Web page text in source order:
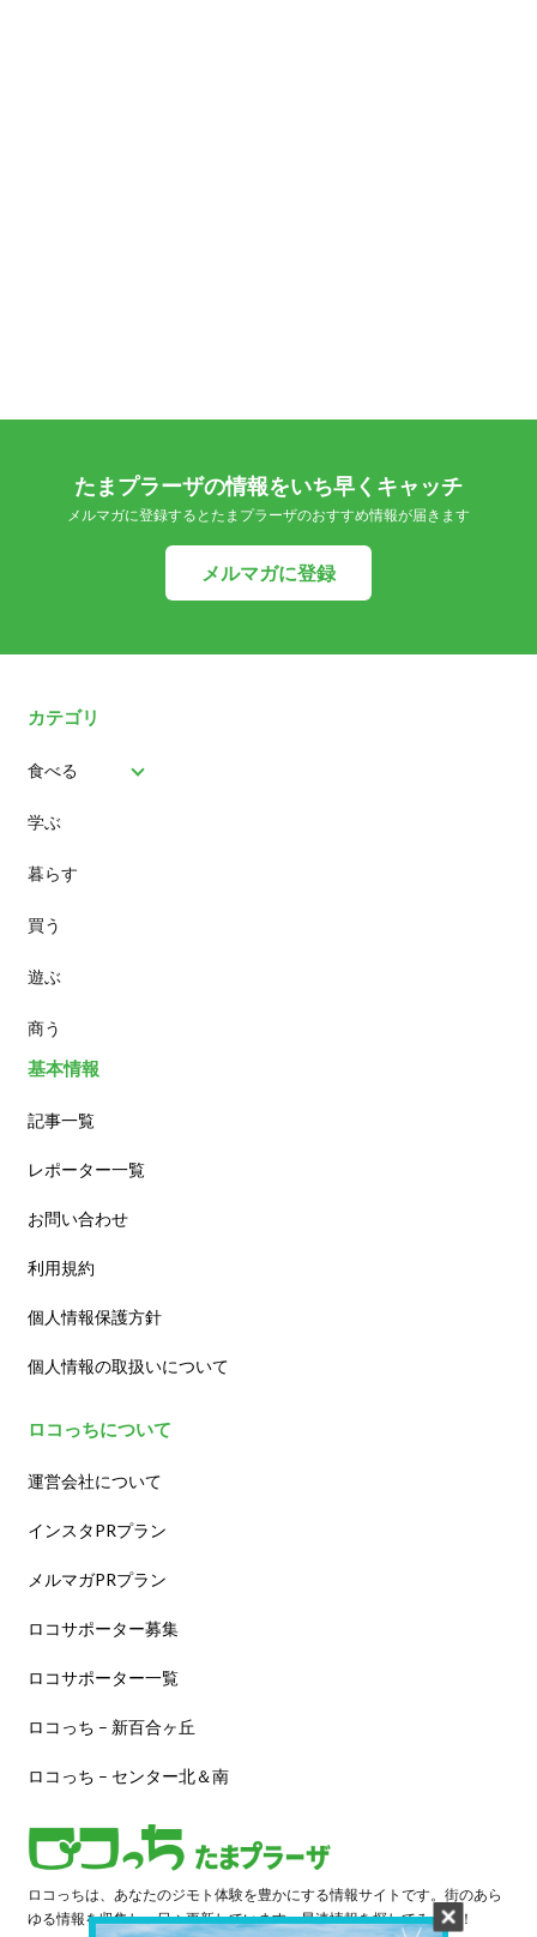
たまプラーザの情報をいち早くキャッチ
メルマガに登録するとたまプラーザのおすすめ情報が届きます
メルマガに登録
カテゴリ
食べる
パン
スイーツ
ランチ
カフェ
学ぶ
暮らす
買う
遊ぶ
商う
基本情報
記事一覧
レポーター一覧
お問い合わせ
利用規約
個人情報保護方針
個人情報の取扱いについて
ロコっちについて
運営会社について
インスタPRプラン
メルマガPRプラン
ロコサポーター募集
ロコサポーター一覧
ロコっち – 新百合ヶ丘
ロコっち – センター北＆南
ロコっちは、あなたのジモト体験を豊かにする情報サイトです。街のあら
ゆる情報を収集し、日々更新しています。早速情報を探してみよう！